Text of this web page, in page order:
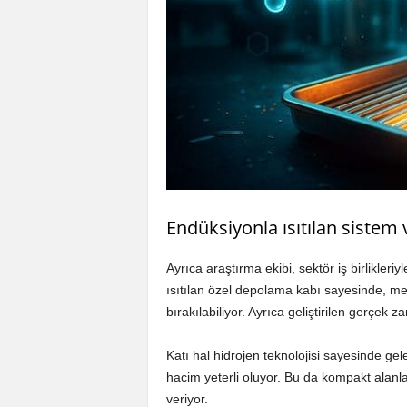
Endüksiyonla ısıtılan
Ayrıca araştırma ekibi, sektör iş
ısıtılan özel depolama kabı sayesinde,
bırakılabiliyor. Ayrıca geliştirilen gerçek
Katı hal hidrojen teknolojisi sayesinde
hacim yeterli oluyor. Bu da kompakt
veriyor.